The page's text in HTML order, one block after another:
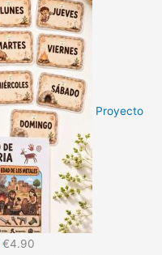
Proyecto
€4.90